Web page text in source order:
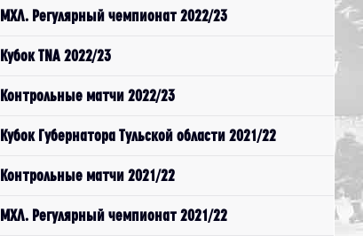
МХЛ. Регулярный чемпионат 2022/23
Кубок TNA 2022/23
Контрольные матчи 2022/23
Кубок Губернатора Тульской области 2021/22
Контрольные матчи 2021/22
МХЛ. Регулярный чемпионат 2021/22